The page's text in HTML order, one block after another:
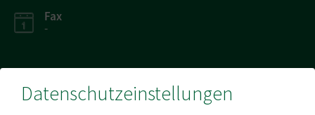
Fax
-
Datenschutzeinstellungen